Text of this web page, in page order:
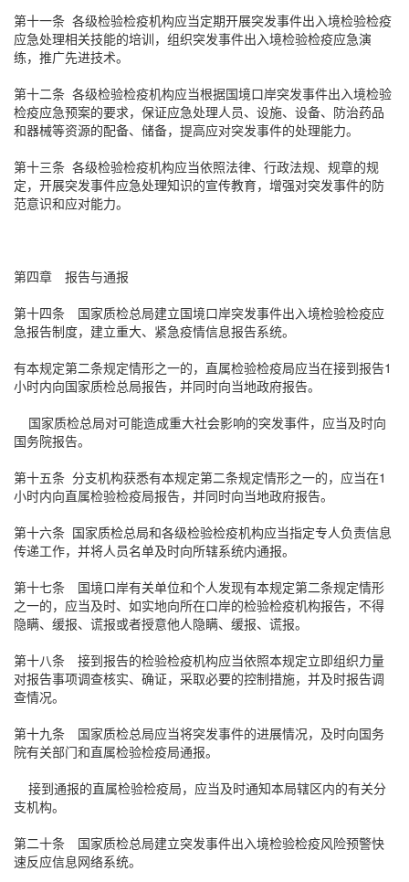
第十一条 各级检验检疫机构应当定期开展突发事件出入境检验检疫
应急处理相关技能的培训，组织突发事件出入境检验检疫应急演
练，推广先进技术。
第十二条 各级检验检疫机构应当根据国境口岸突发事件出入境检验
检疫应急预案的要求，保证应急处理人员、设施、设备、防治药品
和器械等资源的配备、储备，提高应对突发事件的处理能力。
第十三条 各级检验检疫机构应当依照法律、行政法规、规章的规
定，开展突发事件应急处理知识的宣传教育，增强对突发事件的防
范意识和应对能力。
第四章 报告与通报
第十四条 国家质检总局建立国境口岸突发事件出入境检验检疫应
急报告制度，建立重大、紧急疫情信息报告系统。
有本规定第二条规定情形之一的，直属检验检疫局应当在接到报告1
小时内向国家质检总局报告，并同时向当地政府报告。
国家质检总局对可能造成重大社会影响的突发事件，应当及时向
国务院报告。
第十五条 分支机构获悉有本规定第二条规定情形之一的，应当在1
小时内向直属检验检疫局报告，并同时向当地政府报告。
第十六条 国家质检总局和各级检验检疫机构应当指定专人负责信息
传递工作，并将人员名单及时向所辖系统内通报。
第十七条 国境口岸有关单位和个人发现有本规定第二条规定情形
之一的，应当及时、如实地向所在口岸的检验检疫机构报告，不得
隐瞒、缓报、谎报或者授意他人隐瞒、缓报、谎报。
第十八条 接到报告的检验检疫机构应当依照本规定立即组织力量
对报告事项调查核实、确证，采取必要的控制措施，并及时报告调
查情况。
第十九条 国家质检总局应当将突发事件的进展情况，及时向国务
院有关部门和直属检验检疫局通报。
接到通报的直属检验检疫局，应当及时通知本局辖区内的有关分
支机构。
第二十条 国家质检总局建立突发事件出入境检验检疫风险预警快
速反应信息网络系统。